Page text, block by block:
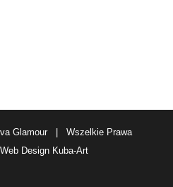
Glamour | Wszelkie Prawa
Design Kuba-Art